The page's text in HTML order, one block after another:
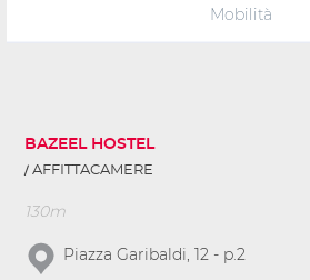
Mobilità
BAZEEL HOSTEL
AFFITTACAMERE
130m
Piazza Garibaldi, 12 - p.2